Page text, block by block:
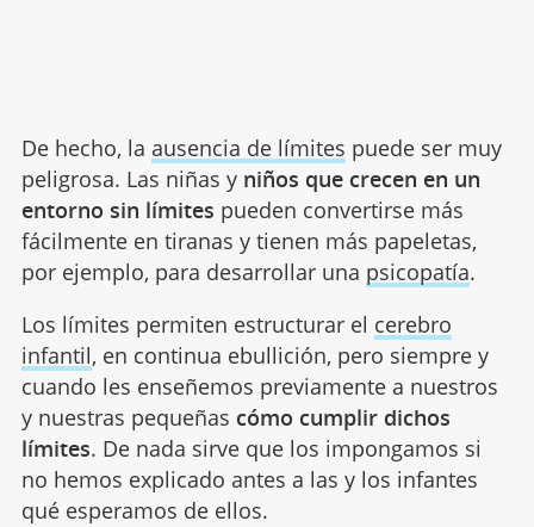
De hecho, la ausencia de límites puede ser muy
peligrosa. Las niñas y niños que crecen en un
entorno sin límites pueden convertirse más
fácilmente en tiranas y tienen más papeletas,
por ejemplo, para desarrollar una psicopatía.
Los límites permiten estructurar el cerebro
infantil, en continua ebullición, pero siempre y
cuando les enseñemos previamente a nuestros
y nuestras pequeñas cómo cumplir dichos
límites. De nada sirve que los impongamos si
no hemos explicado antes a las y los infantes
qué esperamos de ellos.